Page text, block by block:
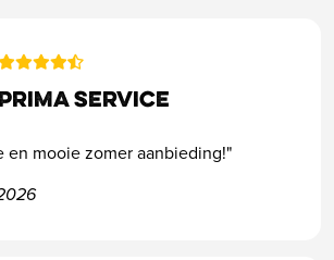
Prima service
en mooie zomer aanbieding!"